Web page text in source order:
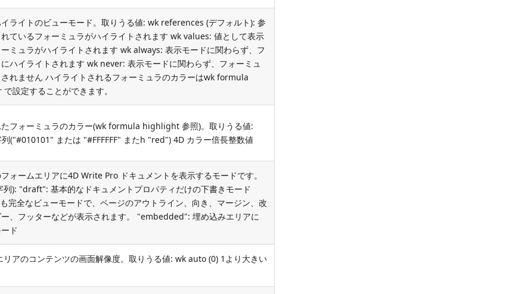
ライトのビューモード。取りうる値: wk references (デフォルト): 参
ているフォーミュラがハイライトされます wk values: 値として表示
ミュラがハイライトされます wk always: 表示モードに関わらず、フ
ハイライトされます wk never: 表示モードに関わらず、フォーミュ
れません ハイライトされるフォーミュラのカラーはwk formula
設定することができます。
フォーミュラのカラー(wk formula highlight 参照)。取りうる値:
列("#010101" または "#FFFFFF" またh "red") 4D カラー倍長整数値
ォームエリアに4D Write Pro ドキュメントを表示するモードです。
列): "draft": 基本的なドキュメントプロパティだけの下書きモード
完全なビューモードで、ページのアウトライン、向き、マージン、改
、フッターなどが表示されます。 "embedded": 埋め込みエリアに
ド
アのコンテンツの画面解像度。取りうる値: wk auto (0) 1より大きい